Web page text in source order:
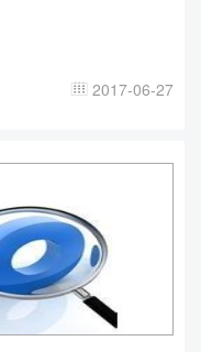
 2017-06-27